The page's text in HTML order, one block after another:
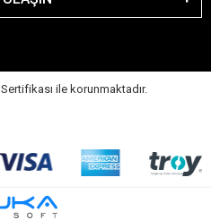
ile korunmaktadır.